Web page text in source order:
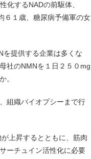
化するNADの前駆体、
６１歳、糖尿病予備軍の女
を提供する企業は多くな
社のNMNを１日２５０mg
。
組織バイオプシーまで行
上昇するとともに、筋肉
ーチュイン活性化に必要